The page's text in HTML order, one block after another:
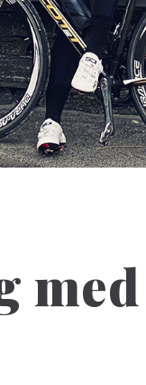
med